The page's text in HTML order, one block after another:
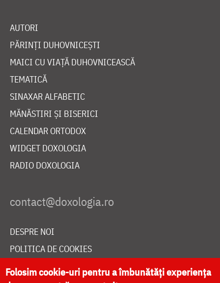
AUTORI
PĂRINȚI DUHOVNICEȘTI
MAICI CU VIAȚĂ DUHOVNICEASCĂ
TEMATICĂ
SINAXAR ALFABETIC
MĂNĂSTIRI ȘI BISERICI
CALENDAR ORTODOX
WIDGET DOXOLOGIA
RADIO DOXOLOGIA
DESPRE NOI
POLITICA DE COOKIES
DONEAZĂ ONLINE PENTRU CATEDRALA NAȚIONALĂ
Folosim cookie-uri pentru a îmbunătăți experiența